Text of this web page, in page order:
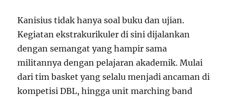
Kanisius tidak hanya soal buku dan ujian.
Kegiatan ekstrakurikuler di sini dijalankan
dengan semangat yang hampir sama
militannya dengan pelajaran akademik. Mulai
dari tim basket yang selalu menjadi ancaman di
kompetisi DBL, hingga unit marching band